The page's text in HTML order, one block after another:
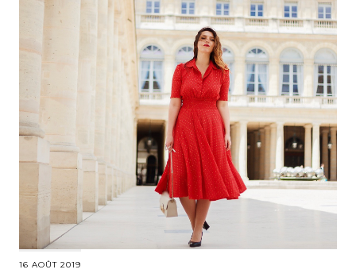
16 AOÛT 2019